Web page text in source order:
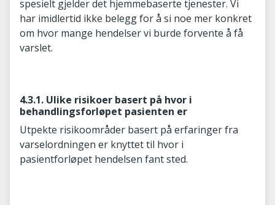
spesielt gjelder det hjemmebaserte tjenester. Vi
har imidlertid ikke belegg for å si noe mer konkret
om hvor mange hendelser vi burde forvente å få
varslet.
4.3.1. Ulike risikoer basert på hvor i
behandlingsforløpet pasienten er
Utpekte risikoområder basert på erfaringer fra
varselordningen er knyttet til hvor i
pasientforløpet hendelsen fant sted.